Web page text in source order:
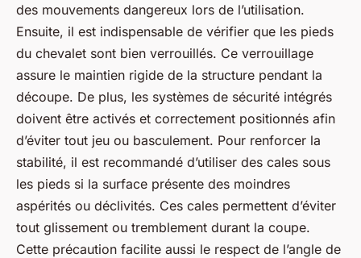
des mouvements dangereux lors de l’utilisation.
Ensuite, il est indispensable de vérifier que les pieds
du chevalet sont bien verrouillés. Ce verrouillage
assure le maintien rigide de la structure pendant la
découpe. De plus, les systèmes de sécurité intégrés
doivent être activés et correctement positionnés afin
d’éviter tout jeu ou basculement. Pour renforcer la
stabilité, il est recommandé d’utiliser des cales sous
les pieds si la surface présente des moindres
aspérités ou déclivités. Ces cales permettent d’éviter
tout glissement ou tremblement durant la coupe.
Cette précaution facilite aussi le respect de l’angle de